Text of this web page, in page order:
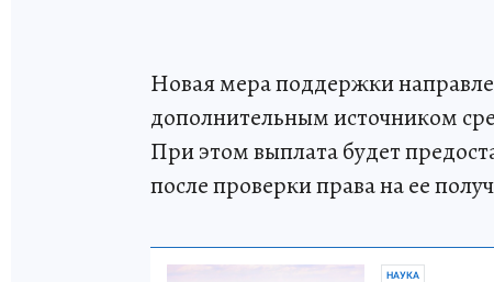
Новая мера поддержки
дополнительным источником
При этом выплата будет
после проверки права на ее
НАУКА